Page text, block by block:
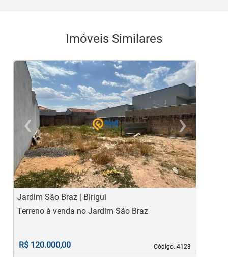
Imóveis Similares
‹
Previous
›
Jardim São Braz | Birigui
Código. 4123
Código. 4123
Terreno à venda no Jardim São Braz
R$ 120.000,00